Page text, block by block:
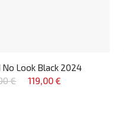
No Look Black 2024
€
119,00 €